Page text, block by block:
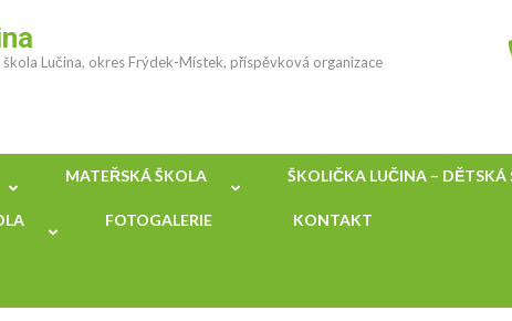
Lučina, okres Frýdek-Místek, příspěvková organizace
MATEŘSKÁ ŠKOLA ŠKOLIČKA LUČINA – DĚTSKÁ
FOTOGALERIE KONTAKT